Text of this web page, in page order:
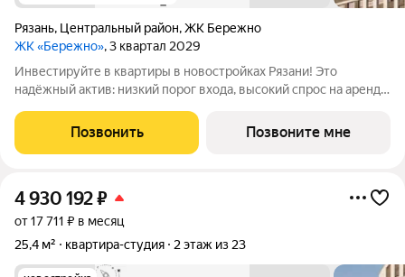
Рязань, Центральный район,ЖК Бережно
ЖК «Бережно», 3 квартал 2029
Инвестируйте в квартиры в новостройках Рязани! Это
надёжный актив: низкий порог входа, высокий спрос на аренду
Жилой квартал «Бережно» это проект класса Бизнес,
созданный с уважением к городу и
Позвонить Позвоните мне
4 930 192₽
от 17 711 ₽ в месяц
25,4 м²
квартира-студия 2 этаж из 23